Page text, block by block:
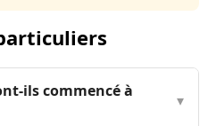
ils commencé à
▾